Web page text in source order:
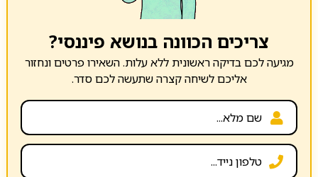
צריכים הכוונה בנושא פיננסי?
מגיעה לכם בדיקה ראשונית ללא עלות. השאירו פרטים ונחזור
אליכם לשיחה קצרה שתעשה לכם סדר.